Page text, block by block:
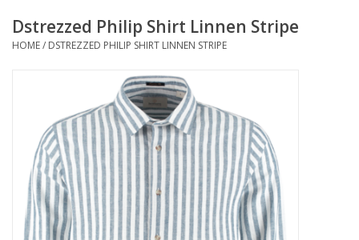
KADOBONNEN
Dstrezzed Philip Shirt Linnen Stripe
HOME/ DSTREZZED PHILIP SHIRT LINNEN STRIPE